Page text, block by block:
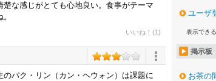
な感じがとても心地良い。食事がテーマ
いいね！(1)
パク・リン（カン・ヘウォン）は課題に
ユーザ
表示でき
掲示板
お茶の